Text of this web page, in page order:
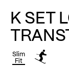
K SET
Slim
Fit